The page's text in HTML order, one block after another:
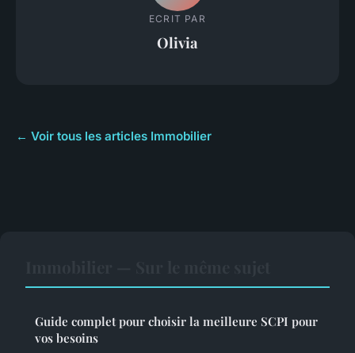
ECRIT PAR
Olivia
← Voir tous les articles Immobilier
Guide complet pour choisir la meilleure SCPI pour
vos besoins